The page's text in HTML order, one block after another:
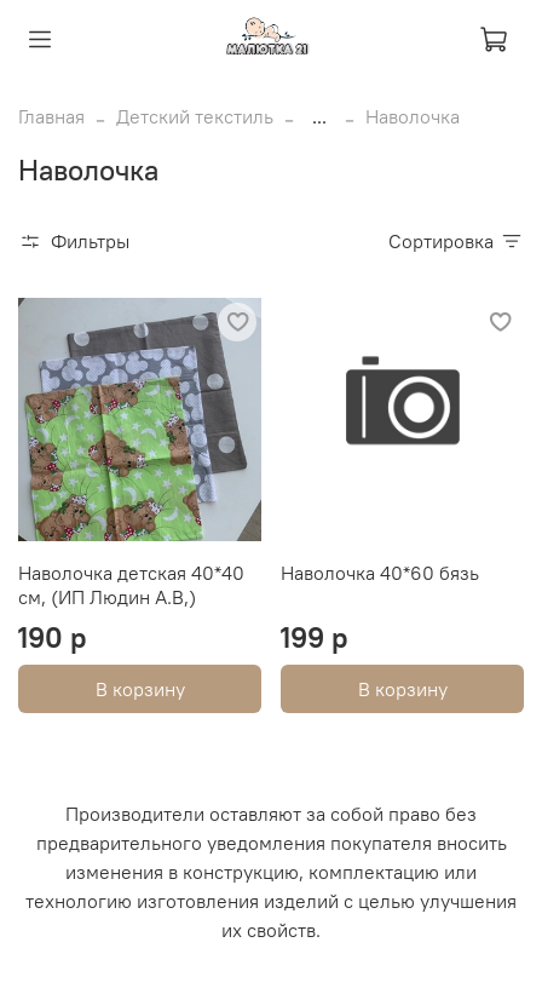
Главная Детский текстиль ... Наволочка
Наволочка
Фильтры Сортировка
Наволочка детская 40*40
см, (ИП Людин А.В,)
190 р
В корзину
Наволочка 40*60 бязь
199 р
В корзину
Производители оставляют за собой право без
предварительного уведомления покупателя вносить
изменения в конструкцию, комплектацию или
технологию изготовления изделий с целью улучшения
их свойств.